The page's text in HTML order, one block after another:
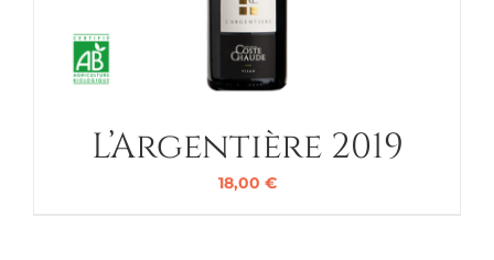
L’Argentière 2019
18,00 €